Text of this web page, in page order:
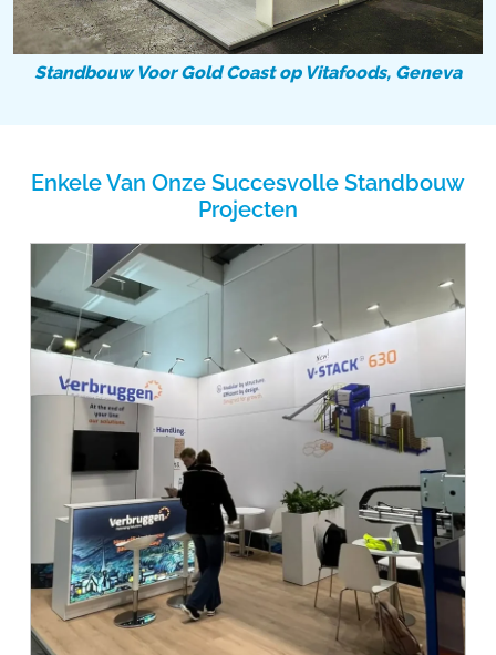
Standbouw Voor Gold Coast op Vitafoods, Geneva
Enkele Van Onze Succesvolle Standbouw
Projecten